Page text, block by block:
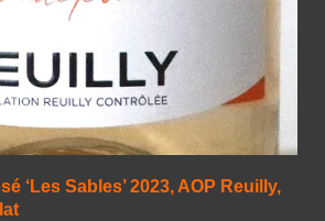
‘Les Sables’ 2023, AOP Reuilly,